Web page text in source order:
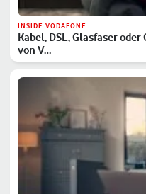
INSIDE VODAFONE
Kabel, DSL, Glasfaser
von V…